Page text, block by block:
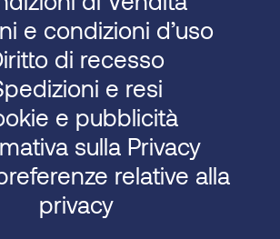
e condizioni d’uso
di recesso
e resi
e pubblicità
sulla Privacy
relative alla
privacy